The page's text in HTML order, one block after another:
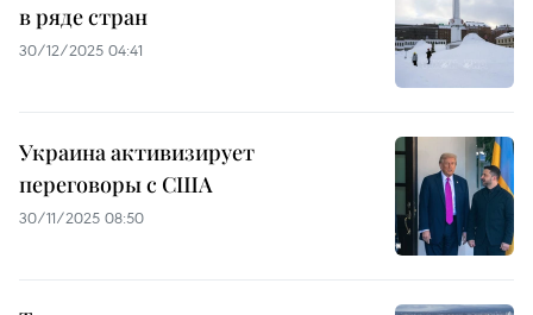
в ряде стран
30/12/2025 04:41
Украина активизирует
переговоры с США
30/11/2025 08:50